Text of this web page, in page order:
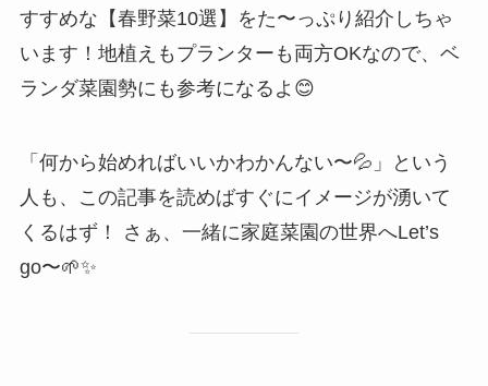
すすめな【春野菜10選】をた〜っぷり紹介しちゃ
います！地植えもプランターも両方OKなので、ベ
ランダ菜園勢にも参考になるよ😊
「何から始めればいいかわかんない〜💦」という
人も、この記事を読めばすぐにイメージが湧いて
くるはず！ さぁ、一緒に家庭菜園の世界へLet’s
go〜🌱✨